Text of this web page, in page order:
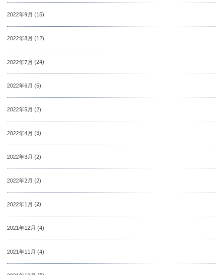
2022年9月 (15)
2022年8月 (12)
2022年7月 (24)
2022年6月 (5)
2022年5月 (2)
2022年4月 (3)
2022年3月 (2)
2022年2月 (2)
2022年1月 (2)
2021年12月 (4)
2021年11月 (4)